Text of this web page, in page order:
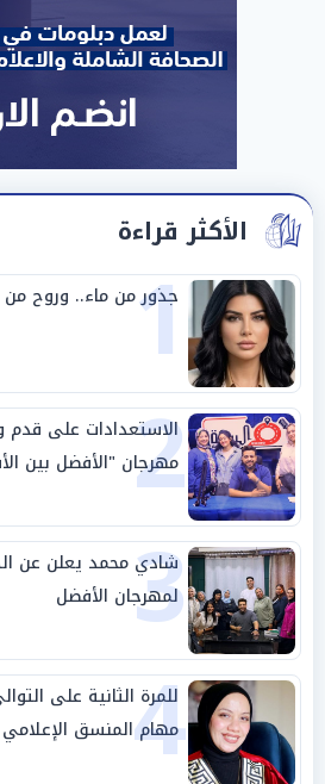
الأكثر قراءة
1
جذور من ماء.. وروح
2
الاستعدادات على
مهرجان "الأفضل بين
الخامسة
3
شادي محمد يعلن عن
لمهرجان الأفضل
4
للمرة الثانية على
مهام المنسق
الأفضل" في دورته